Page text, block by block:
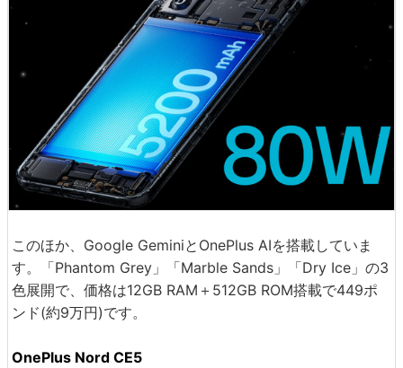
このほか、Google GeminiとOnePlus AIを搭載していま
す。「Phantom Grey」「Marble Sands」「Dry Ice」の3
色展開で、価格は12GB RAM＋512GB ROM搭載で449ポ
ンド(約9万円)です。
OnePlus Nord CE5